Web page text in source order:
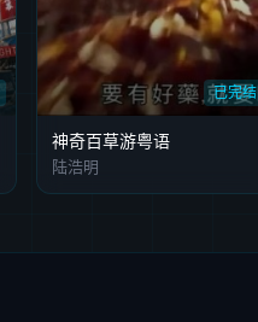
已完结
神奇百草游粤语
陆浩明